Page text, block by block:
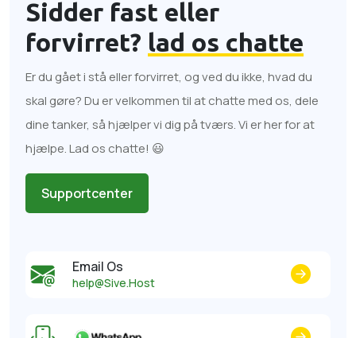
Sidder fast eller
forvirret? lad os chatte
Er du gået i stå eller forvirret, og ved du ikke, hvad du
skal gøre? Du er velkommen til at chatte med os, dele
dine tanker, så hjælper vi dig på tværs. Vi er her for at
hjælpe. Lad os chatte! 😃
Supportcenter
Email Os
help@Sive.Host